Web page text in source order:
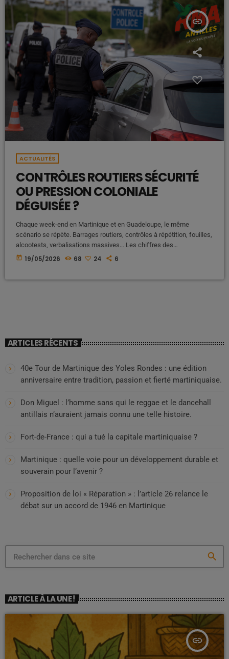
insert_link
ACTUALITÉS
CONTRÔLES ROUTIERS SÉCURITÉ
OU PRESSION COLONIALE
DÉGUISÉE ?
Chaque week-end en Martinique et en Guadeloupe, le même
scénario se répète. Barrages routiers, contrôles à répétition, fouilles,
alcootests, verbalisations massives… Les chiffres des
contraventions explosent, les opérations policières sont
today 19/05/2026 68 24 6
ARTICLES RÉCENTS
40e Tour de Martinique des Yoles Rondes : une édition
anniversaire entre tradition, passion et fierté martiniquaise.
Don Miguel : l’homme sans qui le reggae et le dancehall
antillais n’auraient jamais connu une telle histoire.
Fort-de-France : qui a tué la capitale martiniquaise ?
Martinique : quelle voie pour un développement durable et
souverain pour l’avenir ?
Proposition de loi « Réparation » : l’article 26 relance le
débat sur un accord de 1946 en Martinique
search
ARTICLE À LA UNE !
insert_link